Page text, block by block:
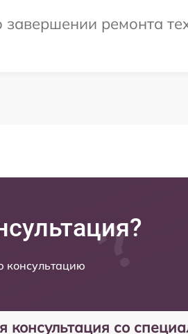
ремонта
консультацию
консультация со